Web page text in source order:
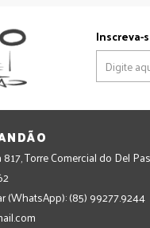
Inscreva-
Torre Comercial do Del
(WhatsApp): (85) 99277.9244